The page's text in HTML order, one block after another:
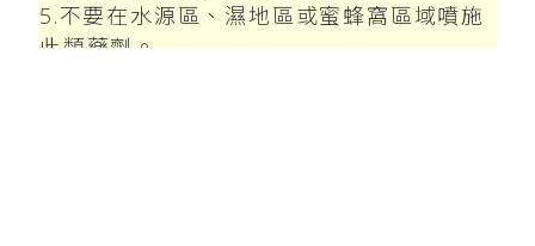
5.不要在水源區、濕地區或蜜蜂窩區域噴施
此類藥劑。